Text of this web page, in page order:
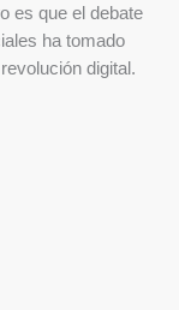
es que el debate
ha tomado
digital.